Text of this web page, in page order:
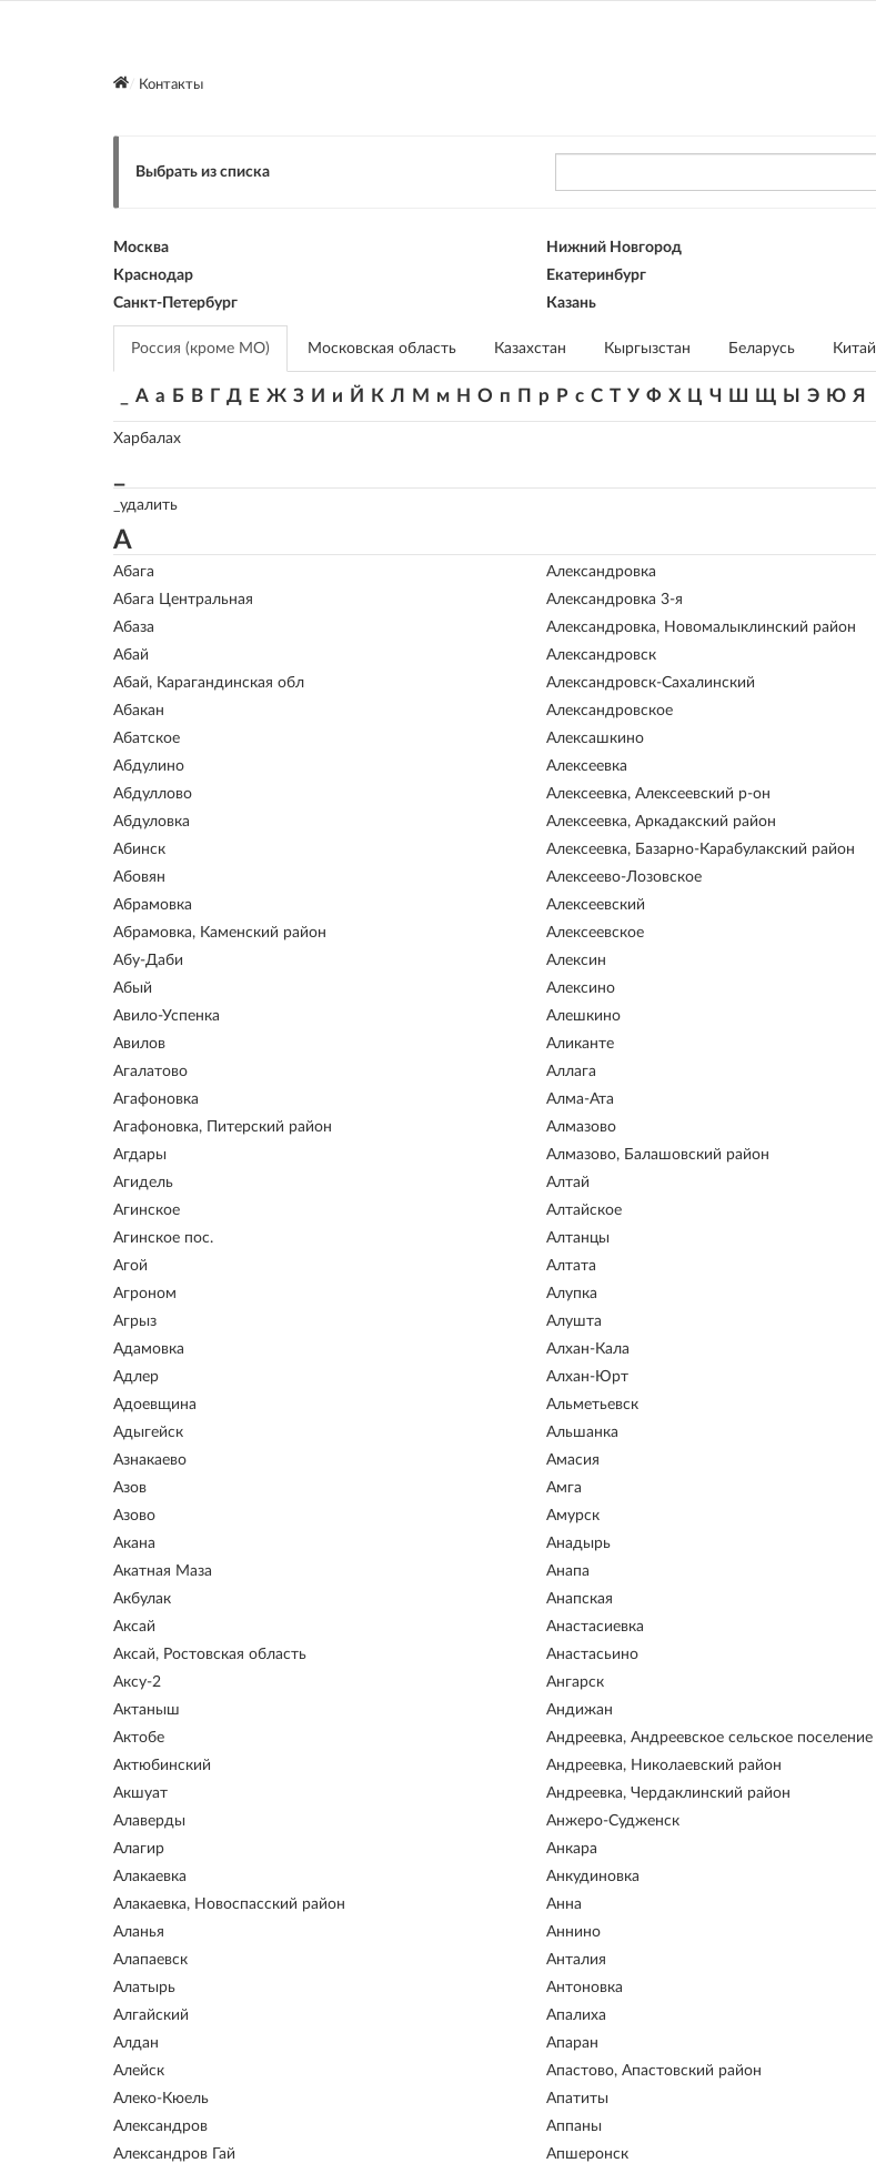
Контакты
Выбрать из списка
Москва
Краснодар
Санкт-Петербург
Нижний Новгород
Екатеринбург
Казань
Россия (кроме МО) Московская область Казахстан Кыргызстан Беларусь Китай
А а Б В Г Д Е Ж З И и Й К Л М м Н О п П р Р с С Т У Ф Х Ц Ч Ш Щ Ы Э Ю Я
Харбалах
_удалить
А
Абага
Абага Центральная
Абаза
Абай
Абай, Карагандинская обл
Абакан
Абатское
Абдулино
Абдуллово
Абдуловка
Абинск
Абовян
Абрамовка
Абрамовка, Каменский район
Абу-Даби
Абый
Авило-Успенка
Авилов
Агалатово
Агафоновка
Агафоновка, Питерский район
Агдары
Агидель
Агинское
Агинское пос.
Агой
Агроном
Агрыз
Адамовка
Адлер
Адоевщина
Адыгейск
Азнакаево
Азов
Азово
Акана
Акатная Маза
Акбулак
Аксай
Аксай, Ростовская область
Аксу-2
Актаныш
Актобе
Актюбинский
Акшуат
Алаверды
Алагир
Алакаевка
Алакаевка, Новоспасский район
Аланья
Алапаевск
Алатырь
Алгайский
Алдан
Алейск
Алеко-Кюель
Александров
Александров Гай
Александровка
Александровка 3-я
Александровка, Новомалыклинский район
Александровск
Александровск-Сахалинский
Александровское
Алексашкино
Алексеевка
Алексеевка, Алексеевский р-он
Алексеевка, Аркадакский район
Алексеевка, Базарно-Карабулакский район
Алексеево-Лозовское
Алексеевский
Алексеевское
Алексин
Алексино
Алешкино
Аликанте
Аллага
Алма-Ата
Алмазово
Алмазово, Балашовский район
Алтай
Алтайское
Алтанцы
Алтата
Алупка
Алушта
Алхан-Кала
Алхан-Юрт
Альметьевск
Альшанка
Амасия
Амга
Амурск
Анадырь
Анапа
Анапская
Анастасиевка
Анастасьино
Ангарск
Андижан
Андреевка, Андреевское сельское поселение
Андреевка, Николаевский район
Андреевка, Чердаклинский район
Анжеро-Судженск
Анкара
Анкудиновка
Анна
Аннино
Анталия
Антоновка
Апалиха
Апаран
Апастово, Апастовский район
Апатиты
Аппаны
Апшеронск